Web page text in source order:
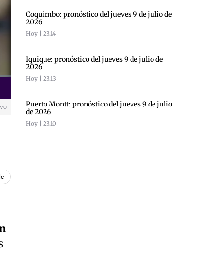
Coquimbo: pronóstico del jueves 9 de julio de
2026
Hoy | 23:14
Iquique: pronóstico del jueves 9 de julio de
2026
Hoy | 23:13
Puerto Montt: pronóstico del jueves 9 de julio
de 2026
Hoy | 23:10